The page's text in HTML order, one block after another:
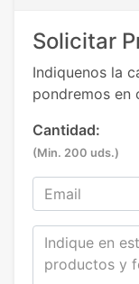
Solicitar
Indiquenos la
pondremos en
Cantidad:
(Min. 200 uds.)